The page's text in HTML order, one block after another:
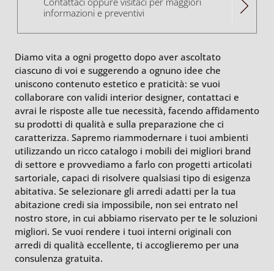
informazioni e preventivi
Diamo vita a ogni progetto dopo aver ascoltato
ciascuno di voi e suggerendo a ognuno idee che
uniscono contenuto estetico e praticità: se vuoi
collaborare con validi interior designer, contattaci e
avrai le risposte alle tue necessità, facendo affidamento
su prodotti di qualità e sulla preparazione che ci
caratterizza. Sapremo riammodernare i tuoi ambienti
utilizzando un ricco catalogo i mobili dei migliori brand
di settore e provvediamo a farlo con progetti articolati
sartoriale, capaci di risolvere qualsiasi tipo di esigenza
abitativa. Se selezionare gli arredi adatti per la tua
abitazione credi sia impossibile, non sei entrato nel
nostro store, in cui abbiamo riservato per te le soluzioni
migliori. Se vuoi rendere i tuoi interni originali con
arredi di qualità eccellente, ti accoglieremo per una
consulenza gratuita.